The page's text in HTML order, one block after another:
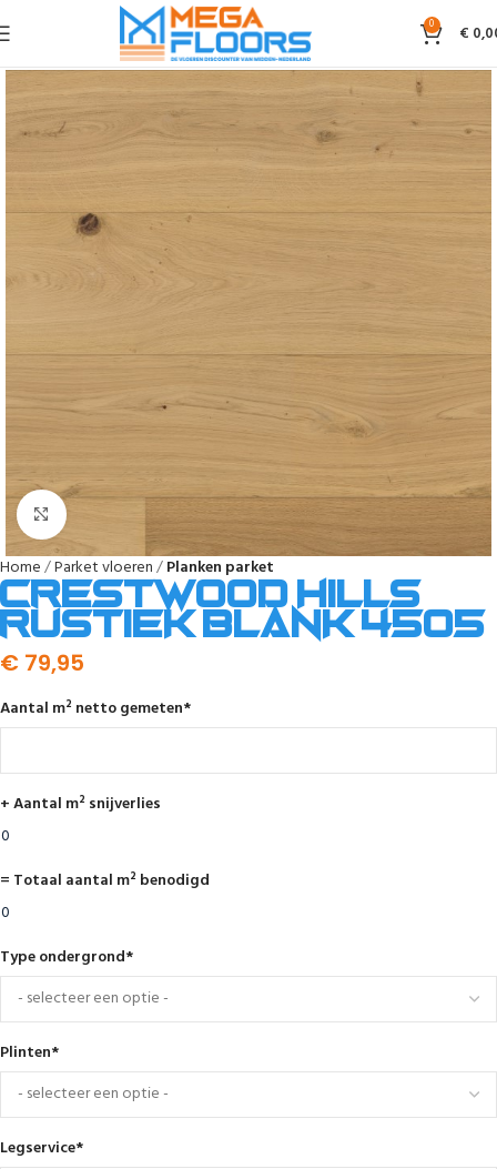
0 €
Home Parket vloeren Planken parket
Crestwood Hills
rustiek blank 4505
€ 79,95
Aantal m² netto gemeten*
+ Aantal m² snijverlies
= Totaal aantal m² benodigd
Type ondergrond*
Plinten*
Legservice*
Afbeelding vergroten